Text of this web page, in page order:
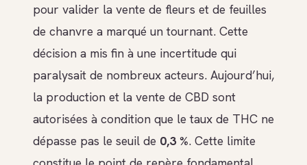
pour valider la vente de fleurs et de feuilles
de chanvre a marqué un tournant. Cette
décision a mis fin à une incertitude qui
paralysait de nombreux acteurs. Aujourd’hui,
la production et la vente de CBD sont
autorisées à condition que le taux de THC ne
dépasse pas le seuil de 0,3 %. Cette limite